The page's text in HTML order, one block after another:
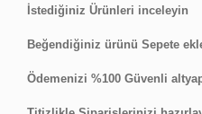
İstediğiniz Ürünleri inceleyin
Beğendiğiniz ürünü Sepete
Ödemenizi %100 Güvenli